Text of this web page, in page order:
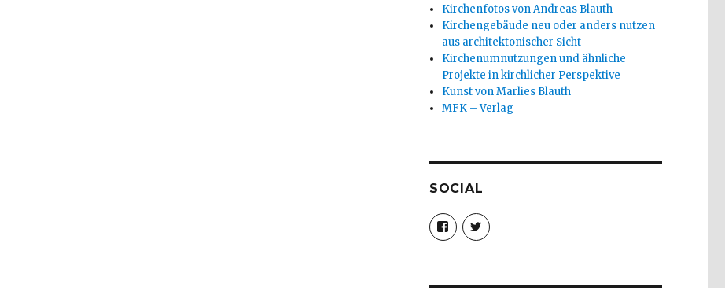
Kirchenfotos von Andreas Blauth
Kirchengebäude neu oder anders nutzen
aus architektonischer Sicht
Kirchenumnutzungen und ähnliche
Projekte in kirchlicher Perspektive
Kunst von Marlies Blauth
MFK – Verlag
SOCIAL
Profil
von
christoph.fleischer1
anzeigen
Profil
von
anzeigen